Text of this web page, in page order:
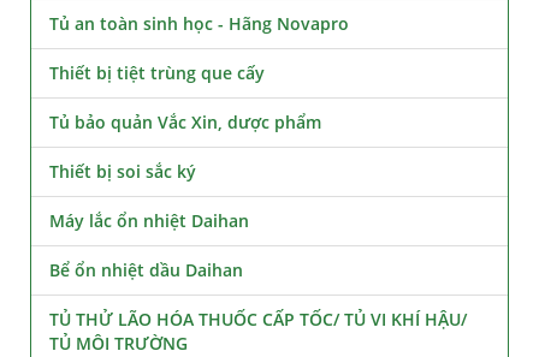
Tủ an toàn sinh học - Hãng Novapro
Thiết bị tiệt trùng que cấy
Tủ bảo quản Vắc Xin, dược phẩm
Thiết bị soi sắc ký
Máy lắc ổn nhiệt Daihan
Bể ổn nhiệt dầu Daihan
TỦ THỬ LÃO HÓA THUỐC CẤP TỐC/ TỦ VI KHÍ HẬU/
TỦ MÔI TRƯỜNG